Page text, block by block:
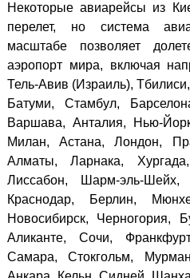
Некоторые авиарейсы из
перелет, но система
масштабе позволяет
аэропорт мира, включая
Тель-Авив (Израиль),
Батуми, Стамбул,
Варшава, Анталия, Нью-
Милан, Астана, Лондон,
Алматы, Ларнака,
Лиссабон, Шарм-эль-
Краснодар, Берлин,
Новосибирск, Черногория,
Аликанте, Сочи,
Самара, Стокгольм,